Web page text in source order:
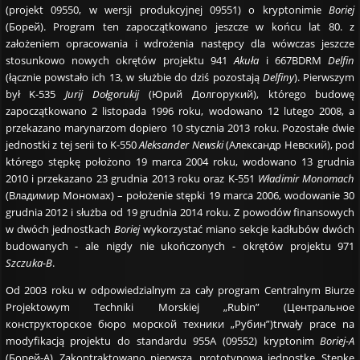
(projekt 09550, w wersji produkcyjnej 09551) o kryptonimieBoriej
(Борей). Program ten zapoczątkowano jeszcze w końcu lat 80. z
założeniem opracowania i wdrożenia następcy dla wówczas jeszcze
stosunkowo nowych okrętów projektu 941Akuła i 667BDRMDelfin
(łącznie powstało ich 13, w służbie do dziś pozostają Delfiny). Pierwszym
był K-535Jurij Dołgorukij(Юрий Долгорукий), którego budowę
zapoczątkowano 2 listopada 1996 roku, wodowano 12 lutego 2008, a
przekazano marynarzom dopiero 10 stycznia 2013 roku. Pozostałe dwie
jednostki z tej serii to K-550Aleksander Newski(Александр Невский), pod
którego stępkę położono 19 marca 2004 roku, wodowano 13 grudnia
2010 i przekazano 23 grudnia 2013 roku oraz K-551 Władimir Monomach
(Владимир Мономах) – położenie stępki 19 marca 2006, wodowanie 30
grudnia 2012 i służba od 19 grudnia 2014 roku. Z powodów finansowych
w dwóch jednostkach Boriejwykorzystać miano sekcje kadłubów dwóch
budowanych - ale nigdy nie ukończonych - okrętów projektu 971
Szczuka-B.
Od 2003 roku w odpowiedzialnym za cały program Centralnym Biurze
Projektowym Techniki Morskiej „Rubin” (Центральное
конструкторское бюро морской техники „Рубин”)trwały prace na
modyfikacją projektu do standardu 955A (09552) kryptonimBoriej-A